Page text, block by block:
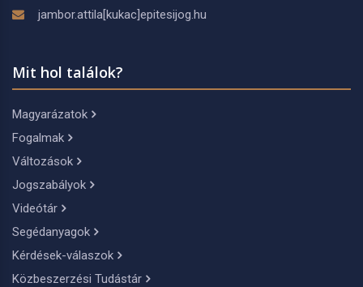
jambor.attila[kukac]epitesijog.hu
Mit hol találok?
Magyarázatok
Fogalmak
Változások
Jogszabályok
Videótár
Segédanyagok
Kérdések-válaszok
Közbeszerzési Tudástár